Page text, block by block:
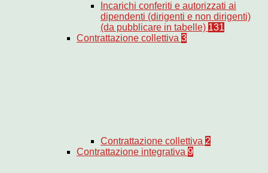
Incarichi conferiti e autorizzati ai
dipendenti (dirigenti e non dirigenti)
(da pubblicare in tabelle) 131
Contrattazione collettiva 3
Contrattazione collettiva 2
Contrattazione integrativa 9